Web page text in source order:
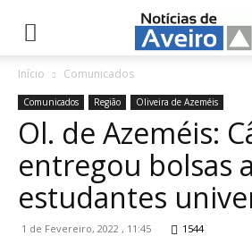
NotíciasdeAveiro.pt
Início Comunicados
Comunicados Região Oliveira de Azeméis
Ol. de Azeméis:
entregou bolsas a
estudantes
1 de Fevereiro, 2022 , 11:45 1544